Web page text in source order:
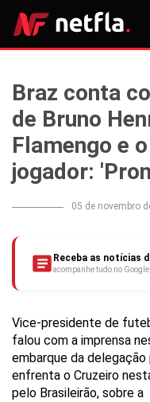
Braz conta
de Bruno
Flamengo e
jogador:
05 de novembro
Receba as notícias
acompanhe tudo no
Vice-presidente de
falou com a imprensa
embarque da
enfrenta o Cruzeiro
pelo Brasileirão, sobre a